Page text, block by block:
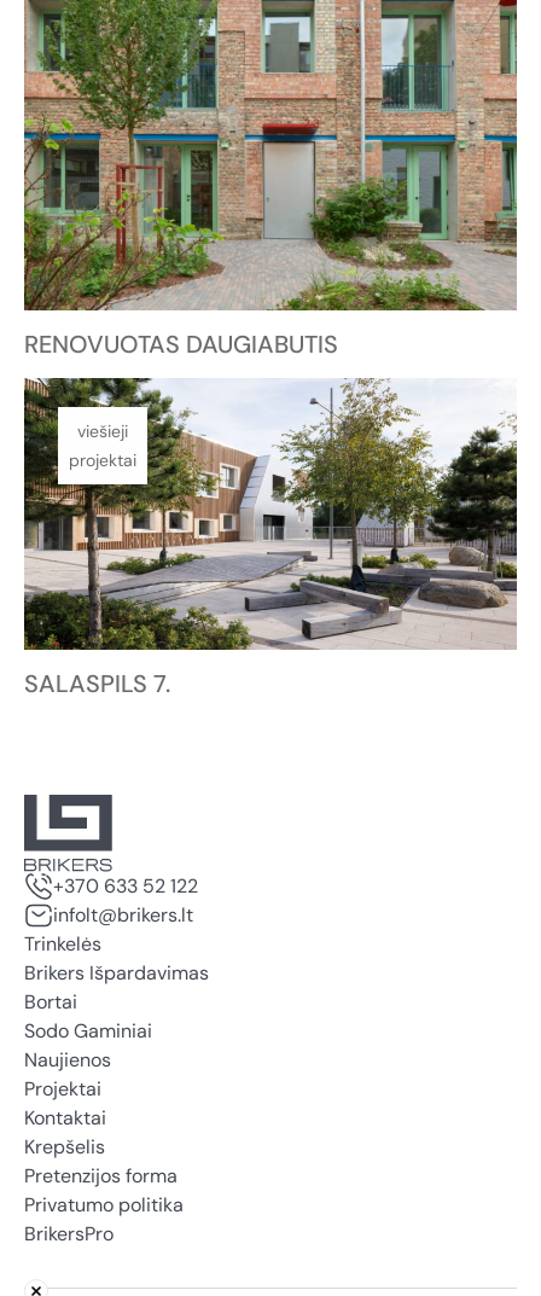
RENOVUOTAS DAUGIABUTIS
viešieji
projektai
SALASPILS 7.
+370 633 52 122
infolt@brikers.lt
Trinkelės
Brikers Išpardavimas
Bortai
Sodo Gaminiai
Naujienos
Projektai
Kontaktai
Krepšelis
Pretenzijos forma
Privatumo politika
BrikersPro